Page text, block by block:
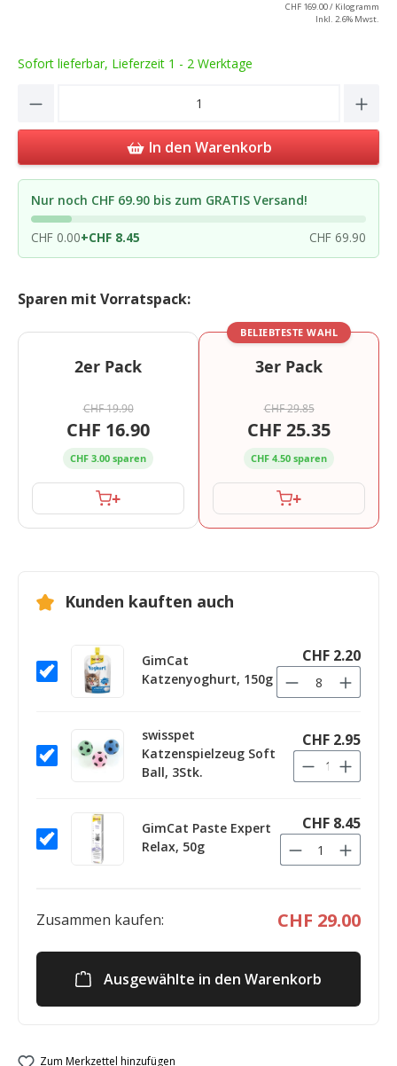
CHF 169.00 / Kilogramm
Inkl. 2.6% Mwst.
Sofort lieferbar, Lieferzeit 1 - 2 Werktage
Product Quantity: Enter the desired
In den Warenkorb
Nur noch CHF 69.90 bis zum GRATIS Versand!
CHF 0.00+CHF 8.45 CHF 69.90
Sparen mit Vorratspack:
2er Pack
CHF 19.90
CHF 16.90
CHF 3.00 sparen
+
BELIEBTESTE WAHL
3er Pack
CHF 29.85
CHF 25.35
CHF 4.50 sparen
+
Kunden kauften auch
GimCat
Katzenyoghurt, 150g
CHF 2.20
swisspet
Katzenspielzeug Soft
Ball, 3Stk.
CHF 2.95
GimCat Paste Expert
Relax, 50g
CHF 8.45
Zusammen kaufen: CHF 29.00
Ausgewählte in den Warenkorb
Zum Merkzettel hinzufügen